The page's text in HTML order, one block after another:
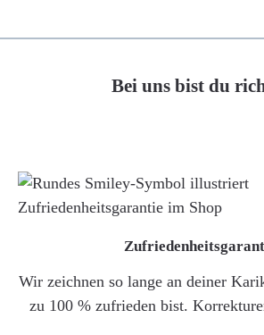
Bei uns bist du
Wir zeichnen so lange an deiner
zu 100 % zufrieden bist.